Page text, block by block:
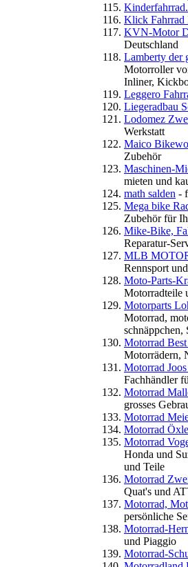
Klick Fahrrad
KVN-Motor
Deutschland
Lamberty der
Motorroller
Inliner,
Leggero
Liegeradbau
Lodomez
Werkstatt
Maico
Zubehör
Maschinen-
mieten und
math salden -
Mega bike
Zubehör für
Mike-Bike,
Reparatur-
MLB
Rennsport
Moto-Parts-
Motorradteile
Motorparts
Motorrad,
Motorrad
Motorrädern,
Motorrad
Fachhändler
Motorrad
grosses
Motorrad
Motorrad
Motorrad
Honda und
und Teile
Motorrad
Quat's und
Motorrad,
persönliche
Motorrad-
und Piaggio
Motorrad-